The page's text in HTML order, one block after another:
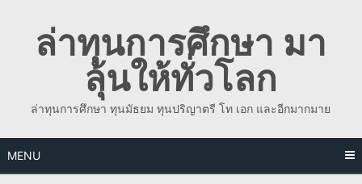
contentล่าทุนการศึกษา มา
ลุ้นให้ทั่วโลก
ล่าทุนการศึกษา ทุนมัธยม ทุนปริญาตรี โท เอก และอีกมากมาย
MENU